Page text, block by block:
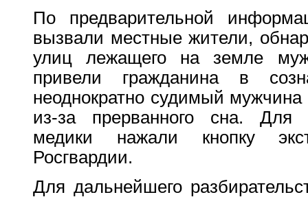
По предварительной
вызвали местные жители,
улиц лежащего на земле
привели гражданина в
неоднократно судимый мужчина
из-за прерванного сна. Для
медики нажали кнопку
Росгвардии.
Для дальнейшего